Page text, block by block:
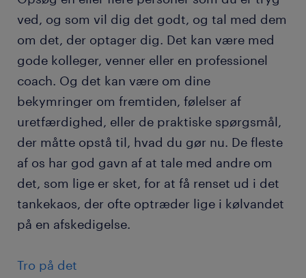
ved, og som vil dig det godt, og tal med dem
om det, der optager dig. Det kan være med
gode kolleger, venner eller en professionel
coach. Og det kan være om dine
bekymringer om fremtiden, følelser af
uretfærdighed, eller de praktiske spørgsmål,
der måtte opstå til, hvad du gør nu. De fleste
af os har god gavn af at tale med andre om
det, som lige er sket, for at få renset ud i det
tankekaos, der ofte optræder lige i kølvandet
på en afskedigelse.
Tro på det